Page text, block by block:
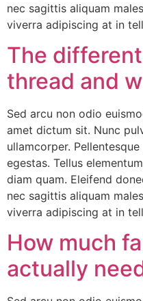
nec sagittis aliquam
viverra adipiscing at in
The
thread and
Sed arcu non odio
amet dictum sit. Nunc
ullamcorper.
egestas. Tellus
diam quam. Eleifend
nec sagittis aliquam
viverra adipiscing at in
How much
actually